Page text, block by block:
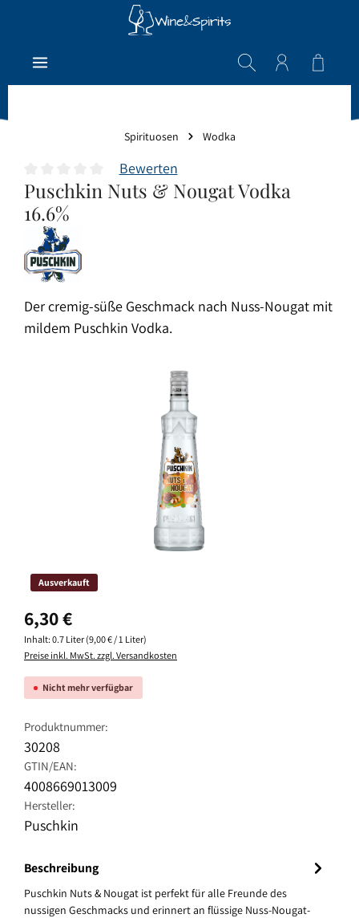
Zum Hauptinhalt springen
Spirituosen Wodka
Durchschnittliche Bewertung von 0 von 5 Sternen
Bewerten
Puschkin Nuts & Nougat Vodka
16.6%
Der cremig-süße Geschmack nach Nuss-Nougat mit
mildem Puschkin Vodka.
Bildergalerie überspringen
Ausverkauft
Regulärer Preis:
6,30 €
Inhalt:0.7 Liter(9,00 € / 1 Liter)
Preise inkl. MwSt. zzgl. Versandkosten
Nicht mehr verfügbar
Produktnummer:
30208
GTIN/EAN:
4008669013009
Hersteller:
Puschkin
Beschreibung
Puschkin Nuts & Nougat ist perfekt für alle Freunde des
nussigen Geschmacks und erinnert an flüssige Nuss-Nougat-